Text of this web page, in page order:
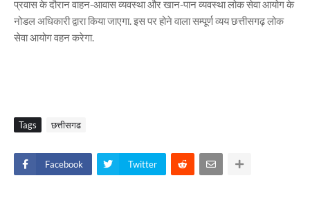
प्रवास के दौरान वाहन-आवास व्यवस्था और खान-पान व्यवस्था लोक सेवा आयोग के
नोडल अधिकारी द्वारा किया जाएगा. इस पर होने वाला सम्पूर्ण व्यय छत्तीसगढ़ लोक
सेवा आयोग वहन करेगा.
Tags छत्तीसगढ
Facebook Twitter